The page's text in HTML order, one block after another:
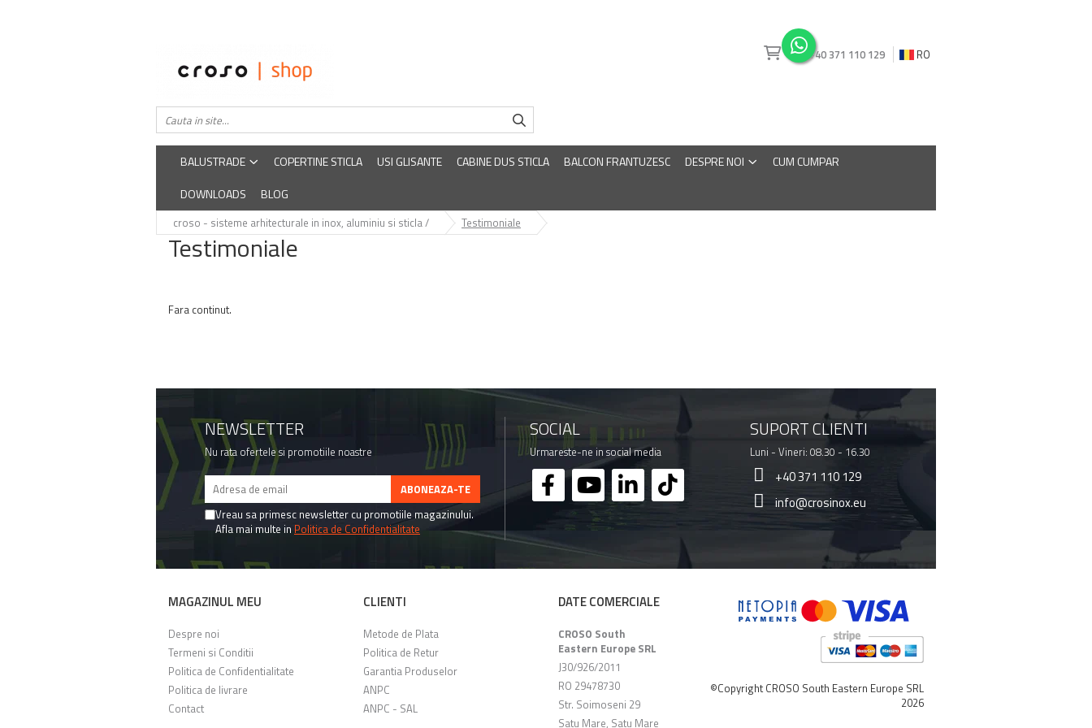
+40 371 110 129 RO
BALUSTRADE COPERTINE STICLA USI GLISANTE CABINE DUS STICLA BALCON FRANTUZESC DESPRE NOI
CUM CUMPAR
DOWNLOADS
BLOG
croso - sisteme arhitecturale in inox, aluminiu si sticla / Testimoniale
Testimoniale
Fara continut.
NEWSLETTER
Nu rata ofertele si promotiile noastre
Vreau sa primesc newsletter cu promotiile magazinului.
Afla mai multe in Politica de Confidentialitate
SOCIAL
Urmareste-ne in social media
SUPORT CLIENTI
Luni - Vineri: 08.30 - 16.30
+40 371 110 129
info@crosinox.eu
MAGAZINUL MEU
Despre noi
Termeni si Conditii
Politica de Confidentialitate
Politica de livrare
Contact
CLIENTI
Metode de Plata
Politica de Retur
Garantia Produselor
ANPC
ANPC - SAL
DATE COMERCIALE
CROSO South
Eastern Europe SRL
J30/926/2011
RO 29478730
Str. Soimoseni 29
Satu Mare, Satu Mare
©Copyright CROSO South Eastern Europe SRL
2026